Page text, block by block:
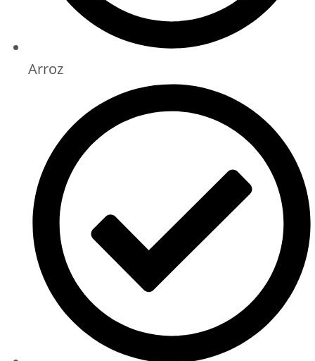
Arroz